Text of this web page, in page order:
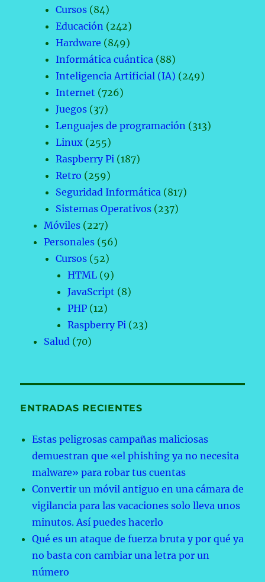
Cursos (84)
Educación (242)
Hardware (849)
Informática cuántica (88)
Inteligencia Artificial (IA) (249)
Internet (726)
Juegos (37)
Lenguajes de programación (313)
Linux (255)
Raspberry Pi (187)
Retro (259)
Seguridad Informática (817)
Sistemas Operativos (237)
Móviles (227)
Personales (56)
Cursos (52)
HTML (9)
JavaScript (8)
PHP (12)
Raspberry Pi (23)
Salud (70)
ENTRADAS RECIENTES
Estas peligrosas campañas maliciosas
demuestran que «el phishing ya no necesita
malware» para robar tus cuentas
Convertir un móvil antiguo en una cámara de
vigilancia para las vacaciones solo lleva unos
minutos. Así puedes hacerlo
Qué es un ataque de fuerza bruta y por qué ya
no basta con cambiar una letra por un
número